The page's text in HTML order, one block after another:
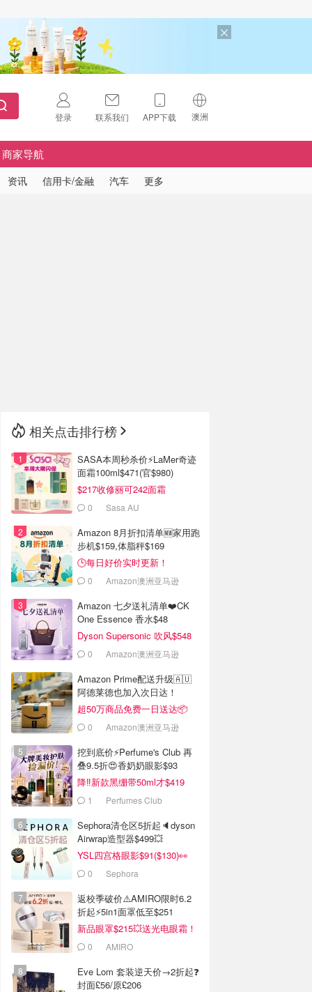
登录 联系我们 APP下载 澳洲
🇺🇸
🇨🇳中国
商家导航
资讯 信用卡/金融 汽车 更多
相关点击排行榜
SASA本周秒杀价⚡️LaMer奇迹
面霜100ml$471(官$980)
$217收修丽可242面霜
0 Sasa AU
Amazon 8月折扣清单🆕家用跑
步机$159,体脂秤$169
🕒每日好价实时更新！
0 Amazon澳洲亚马逊
Amazon 七夕送礼清单❤️CK
One Essence 香水$48
Dyson Supersonic 吹风$548
0 Amazon澳洲亚马逊
Amazon Prime配送升级🇦🇺
阿德莱德也加入次日达！
超50万商品免费一日送达📦
0 Amazon澳洲亚马逊
挖到底价⚡Perfume's Club 再
叠9.5折😍香奶奶眼影$93
降‼️新款黑绷带50ml才$419
1 Perfumes Club
Sephora清仓区5折起🔈dyson
Airwrap造型器$499💥
YSL四宫格眼影$91($130)👀
0 Sephora
返校季破价⚠️AMIRO限时6.2
折起⚡️5in1面罩低至$251
新品眼罩$215💥送光电眼霜！
0 AMIRO
Eve Lom 套装逆天价→2折起❓
封面£56/原£206